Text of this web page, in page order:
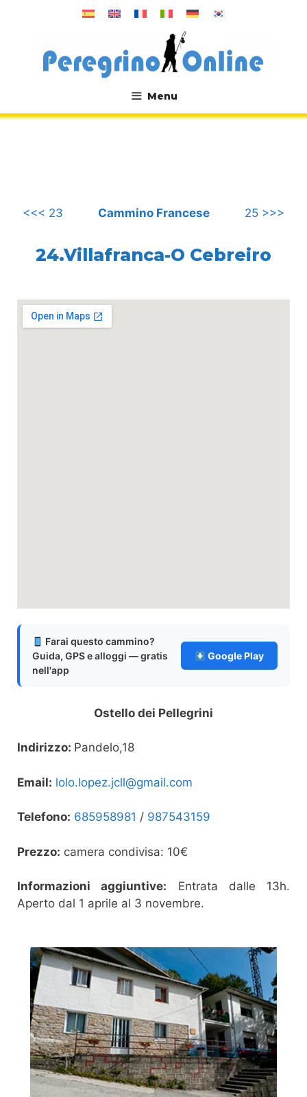
Menu
.
<<< 23 Cammino Francese 25 >>>
24.Villafranca-O Cebreiro
Farai questo cammino?
Guida, GPS e alloggi — gratis
nell'app
Google Play
Ostello dei Pellegrini
Indirizzo: Pandelo,18
Email: lolo.lopez.jcll@gmail.com
Telefono: 685958981 / 987543159
Prezzo: camera condivisa: 10€
Informazioni aggiuntive: Entrata dalle 13h.
Aperto dal 1 aprile al 3 novembre.